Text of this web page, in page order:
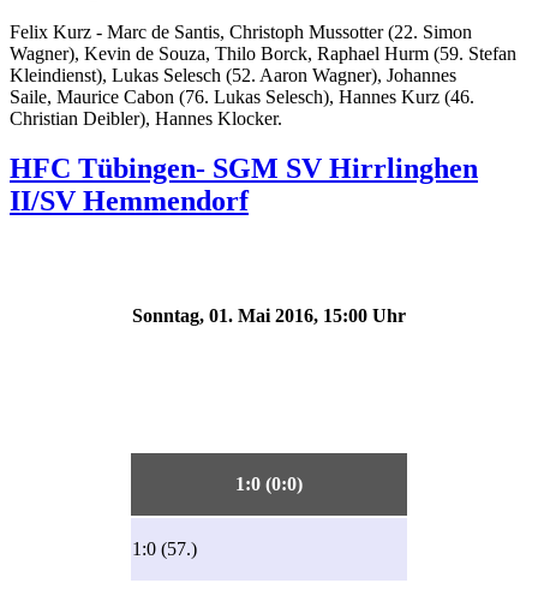
Felix Kurz - Marc de Santis, Christoph Mussotter (22. Simon
Wagner), Kevin de Souza, Thilo Borck, Raphael Hurm (59. Stefan
Kleindienst), Lukas Selesch (52. Aaron Wagner), Johannes
Saile, Maurice Cabon (76. Lukas Selesch), Hannes Kurz (46.
Christian Deibler), Hannes Klocker.
HFC Tübingen- SGM SV Hirrlinghen
II/SV Hemmendorf
Sonntag, 01. Mai 2016, 15:00 Uhr
1:0 (0:0)
1:0 (57.)